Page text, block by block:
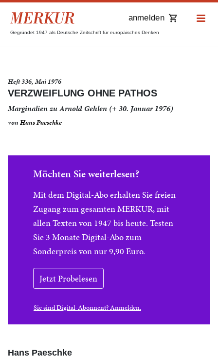
Gegründet 1947 als Deutsche Zeitschrift für europäisches Denken
anmelden
Heft 336, Mai 1976
VERZWEIFLUNG OHNE PATHOS
Marginalien zu Arnold Gehlen (+ 30. Januar 1976)
vonHans Paeschke
Möchten Sie weiterlesen?
Mit dem Digital-Abo erhalten Sie freien
Zugang zum gesamten MERKUR, mit
allen Texten von 1947 bis heute. Testen
Sie 3 Monate Digital-Abo zum
Sonderpreis von nur 9,90 Euro.
Jetzt Probelesen
Sie sind Digital-Abonnent? Anmelden.
Hans Paeschke